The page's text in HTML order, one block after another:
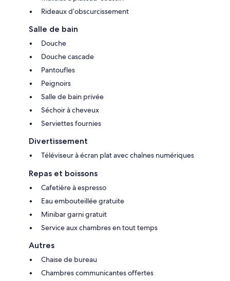
Rideaux d’obscurcissement
Salle de bain
Douche
Douche cascade
Pantoufles
Peignoirs
Salle de bain privée
Séchoir à cheveux
Serviettes fournies
Divertissement
Téléviseur à écran plat avec chaînes numériques
Repas et boissons
Cafetière à espresso
Eau embouteillée gratuite
Minibar garni gratuit
Service aux chambres en tout temps
Autres
Chaise de bureau
Chambres communicantes offertes